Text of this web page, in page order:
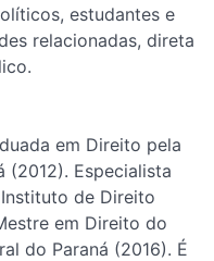
estudantes e
relacionadas, direta
em Direito pela
(2012). Especialista
de Direito
em Direito do
do Paraná (2016). É